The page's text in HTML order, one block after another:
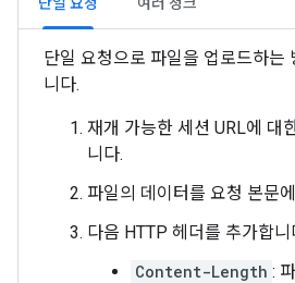
단일 요청으로 파일을 업로드하는
니다.
재개 가능한 세션 URL에 대
니다.
파일의 데이터를 요청 본문
다음 HTTP 헤더를 추가합니
Content-Length :